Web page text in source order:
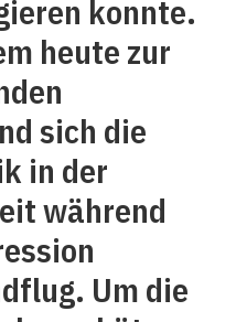
konnte.
heute zur
sich die
in der
während
Um die